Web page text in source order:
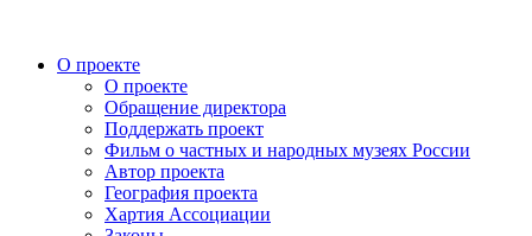
О проекте
О проекте
Обращение директора
Поддержать проект
Фильм о частных и народных музеях России
Автор проекта
География проекта
Хартия Ассоциации